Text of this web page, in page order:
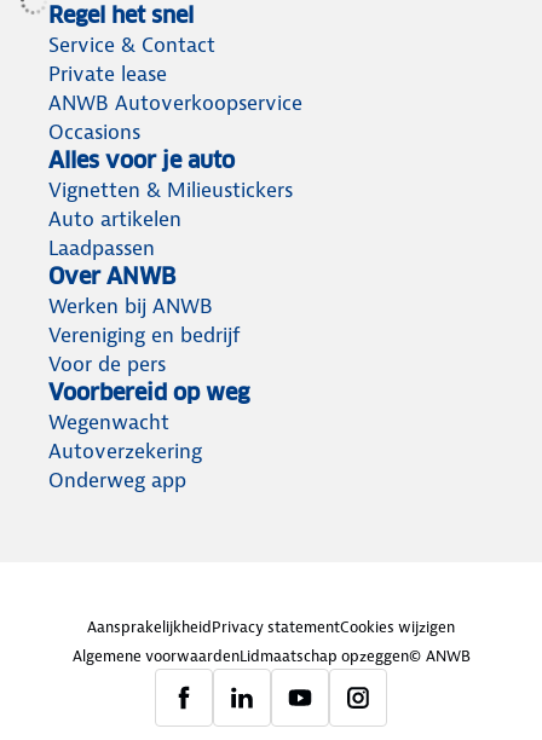
Regel het snel
Service & Contact
Private lease
ANWB Autoverkoopservice
Occasions
Alles voor je auto
Vignetten & Milieustickers
Auto artikelen
Laadpassen
Over ANWB
Werken bij ANWB
Vereniging en bedrijf
Voor de pers
Voorbereid op weg
Wegenwacht
Autoverzekering
Onderweg app
AansprakelijkheidPrivacy statementCookies wijzigen
Algemene voorwaardenLidmaatschap opzeggen© ANWB